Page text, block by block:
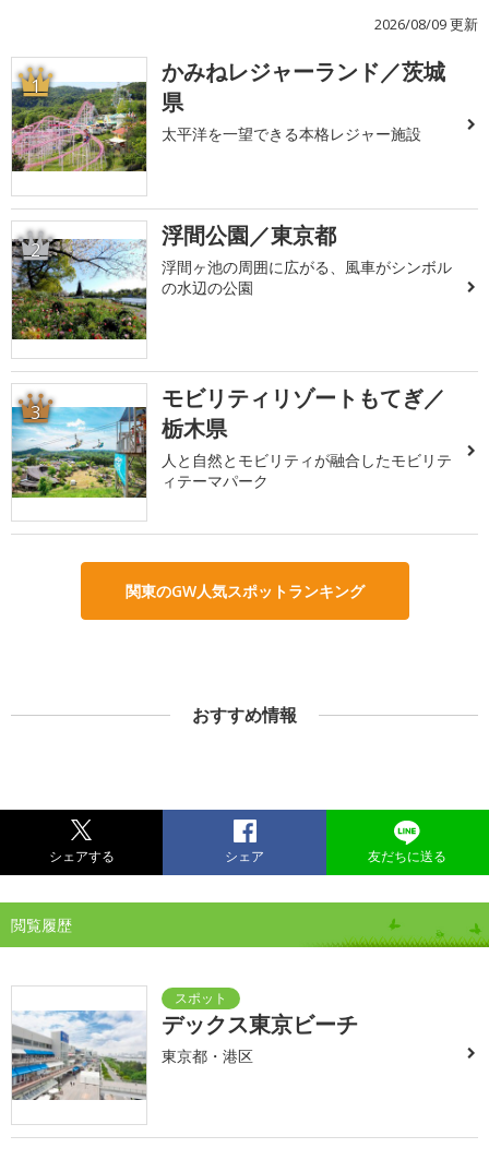
2026/08/09 更新
1
かみねレジャーランド／茨城
県
太平洋を一望できる本格レジャー施設
2 浮間公園／東京都
浮間ヶ池の周囲に広がる、風車がシンボル
の水辺の公園
3
モビリティリゾートもてぎ／
栃木県
人と自然とモビリティが融合したモビリテ
ィテーマパーク
関東のGW人気スポットランキング
おすすめ情報
シェアする シェア 友だちに送る
閲覧履歴
デックス東京ビーチ
東京都・港区